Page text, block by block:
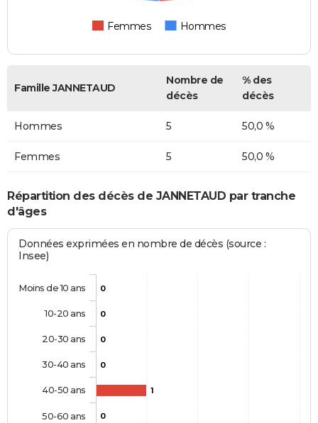
Femmes Hommes
Famille JANNETAUD
Nombre de
décès
% des
décès
Hommes 5 50,0 %
Femmes 5 50,0 %
Répartition des décès de JANNETAUD par tranche
d'âges
Données exprimées en nombre de décès (source :
Insee)
0
0
0
0
1
0
Moins de 10 ans
10-20 ans
20-30 ans
30-40 ans
40-50 ans
50-60 ans